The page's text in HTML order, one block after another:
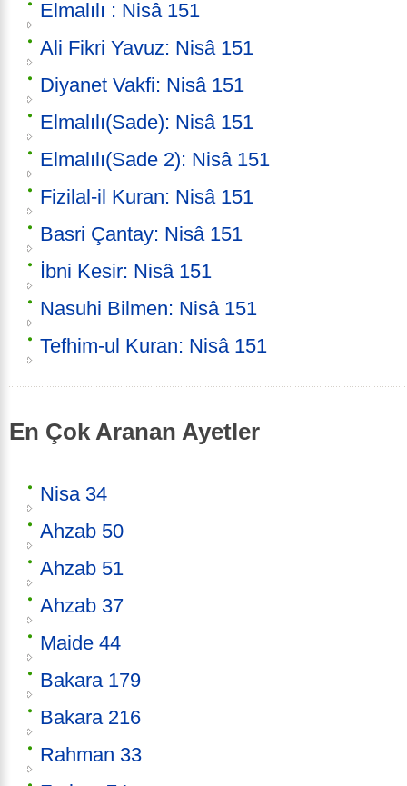
Elmalılı : Nisâ 151
Ali Fikri Yavuz: Nisâ 151
Diyanet Vakfi: Nisâ 151
Elmalılı(Sade): Nisâ 151
Elmalılı(Sade 2): Nisâ 151
Fizilal-il Kuran: Nisâ 151
Basri Çantay: Nisâ 151
İbni Kesir: Nisâ 151
Nasuhi Bilmen: Nisâ 151
Tefhim-ul Kuran: Nisâ 151
En Çok Aranan Ayetler
Nisa 34
Ahzab 50
Ahzab 51
Ahzab 37
Maide 44
Bakara 179
Bakara 216
Rahman 33